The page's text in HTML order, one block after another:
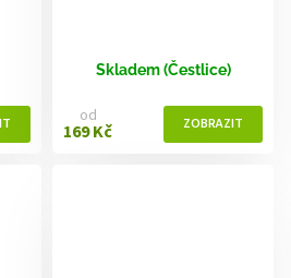
Skladem (Čestlice)
od
169 Kč